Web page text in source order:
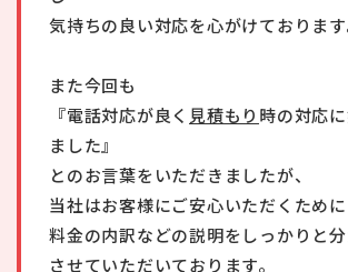
気持ちの良い対応を心がけております
また今回も
『電話対応が良く 見積もり 時の対応
ました』
とのお言葉をいただきましたが、
当社はお客様にご安心いただくために
料金の内訳などの説明をしっかりと
させていただいております。